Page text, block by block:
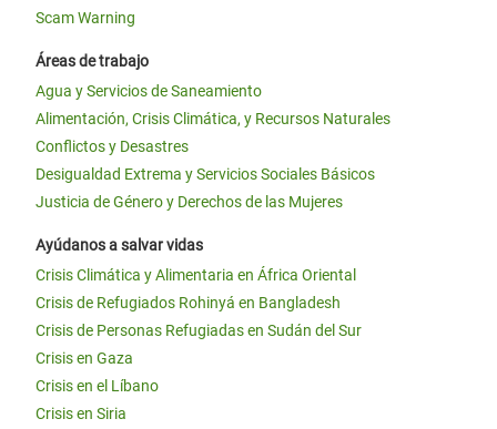
Scam Warning
Áreas de trabajo
Agua y Servicios de Saneamiento
Alimentación, Crisis Climática, y Recursos Naturales
Conflictos y Desastres
Desigualdad Extrema y Servicios Sociales Básicos
Justicia de Género y Derechos de las Mujeres
Ayúdanos a salvar vidas
Crisis Climática y Alimentaria en África Oriental
Crisis de Refugiados Rohinyá en Bangladesh
Crisis de Personas Refugiadas en Sudán del Sur
Crisis en Gaza
Crisis en el Líbano
Crisis en Siria